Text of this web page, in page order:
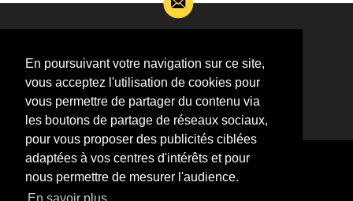
En poursuivant votre navigation sur ce site,
vous acceptez l'utilisation de cookies pour
vous permettre de partager du contenu via
les boutons de partage de réseaux sociaux,
pour vous proposer des publicités ciblées
adaptées à vos centres d'intérêts et pour
nous permettre de mesurer l'audience.
complémentaires sur l’actualité de Jean-Jacques
Goldman,
ÉCRIVEZ-MOI !